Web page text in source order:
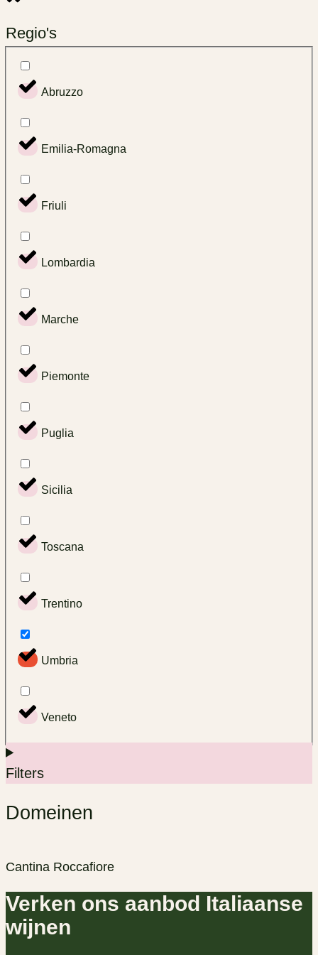
Regio's
Abruzzo
Emilia-Romagna
Friuli
Lombardia
Marche
Piemonte
Puglia
Sicilia
Toscana
Trentino
Umbria
Veneto
Filters
Domeinen
Cantina Roccafiore
Verken ons aanbod Italiaanse
wijnen